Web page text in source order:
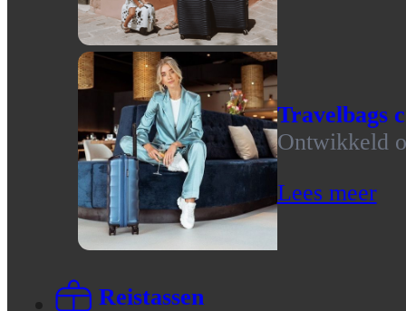
Travelbags
Ontwikkeld
Lees meer
Reistassen